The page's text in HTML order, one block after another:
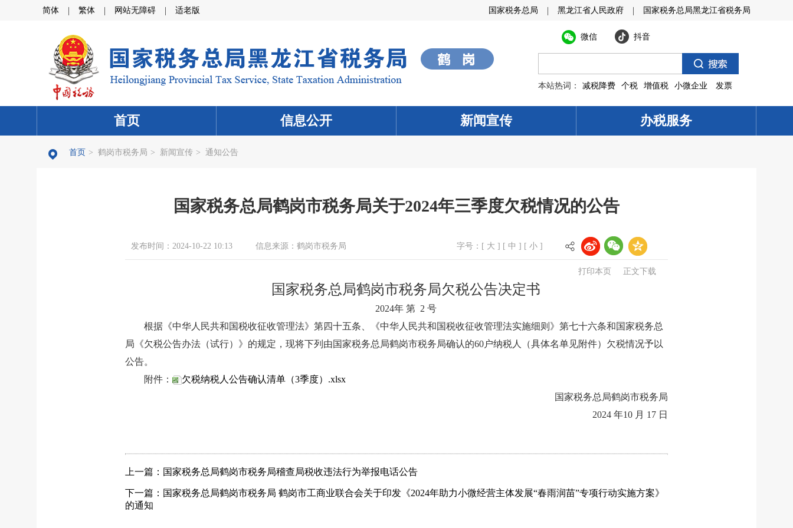
简体 | 繁体 | 网站无障碍 | 适老版 国家税务总局黑龙江省税务局
|
黑龙江省人民政府
|
国家税务总局
微信 抖音
本站热词： 减税降费 个税 增值税 小微企业 发票
首页 信息公开 新闻宣传 办税服务
首页 > 鹤岗市税务局 > 新闻宣传 > 通知公告
国家税务总局鹤岗市税务局关于2024年三季度欠税情况的公告
发布时间：2024-10-22 10:13 信息来源： 鹤岗市税务局 字号：[ 大 ] [ 中 ] [ 小 ]
打印本页 正文下载
国家税务总局鹤岗市税务局欠税公告决定书
2024年 第 2 号
根据《中华人民共和国税收征收管理法》第四十五条、《中华人民共和国税收征收管理法实施细则》第七十六条和国家税务总
局《欠税公告办法（试行）》的规定，现将下列由国家税务总局鹤岗市税务局确认的60户纳税人（具体名单见附件）欠税情况予以
公告。
附件：
欠税纳税人公告确认清单（3季度）.xlsx
国家税务总局鹤岗市税务局
2024 年10 月 17 日
上一篇：国家税务总局鹤岗市税务局稽查局税收违法行为举报电话公告
下一篇：国家税务总局鹤岗市税务局 鹤岗市工商业联合会关于印发《2024年助力小微经营主体发展“春雨润苗”专项行动实施方案》
的通知